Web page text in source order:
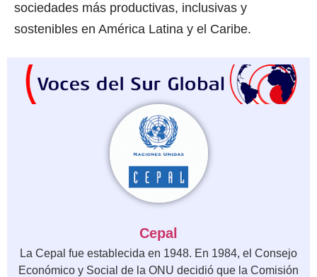
sociedades más productivas, inclusivas y
sostenibles en América Latina y el Caribe.
Cepal
La Cepal fue establecida en 1948. En 1984, el Consejo
Económico y Social de la ONU decidió que la Comisión